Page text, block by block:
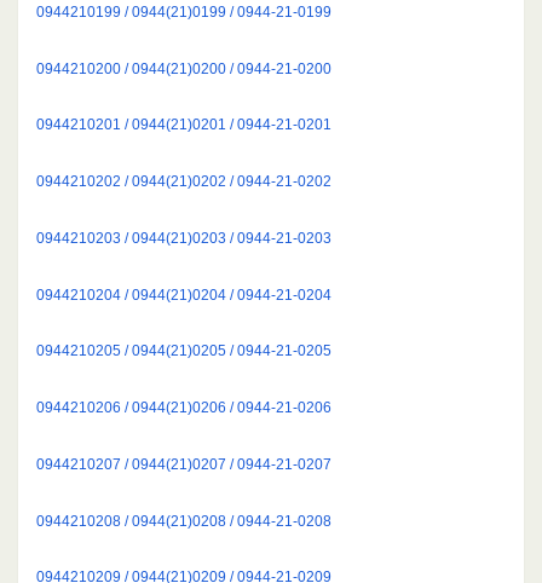
0944210199 / 0944(21)0199 / 0944-21-0199
0944210200 / 0944(21)0200 / 0944-21-0200
0944210201 / 0944(21)0201 / 0944-21-0201
0944210202 / 0944(21)0202 / 0944-21-0202
0944210203 / 0944(21)0203 / 0944-21-0203
0944210204 / 0944(21)0204 / 0944-21-0204
0944210205 / 0944(21)0205 / 0944-21-0205
0944210206 / 0944(21)0206 / 0944-21-0206
0944210207 / 0944(21)0207 / 0944-21-0207
0944210208 / 0944(21)0208 / 0944-21-0208
0944210209 / 0944(21)0209 / 0944-21-0209